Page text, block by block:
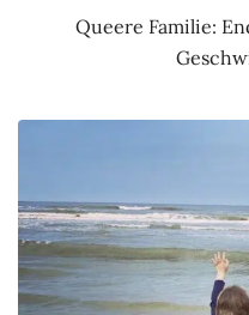
Queere Familie: